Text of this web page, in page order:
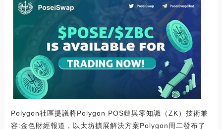
Polygon社區提議將Polygon POS鏈與零知識（ZK）技術兼
容:金色財經報道，以太坊擴展解決方案Polygon周二發布了